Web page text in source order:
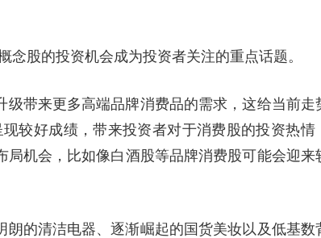
念股的投资机会成为投资者关注的重点话题。
带来更多高端品牌消费品的需求，这给当前走
较好成绩，带来投资者对于消费股的投资热情
机会，比如像白酒股等品牌消费股可能会迎来
的清洁电器、逐渐崛起的国货美妆以及低基数